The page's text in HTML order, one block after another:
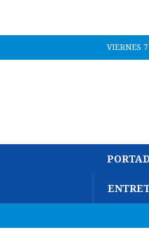
VIERNES